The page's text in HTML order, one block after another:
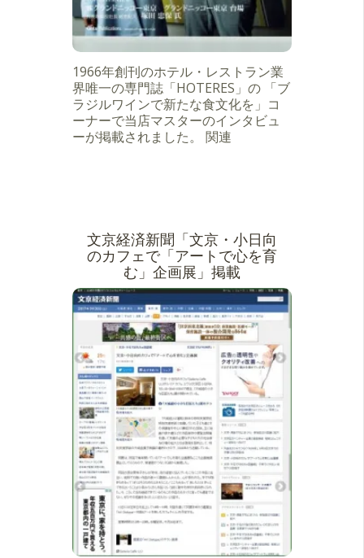
1966年創刊のホテル・レストラン業
界唯一の専門誌「HOTERES」の 「ブ
ラジルワインで新たな食文化を」コ
ーナーで当店マスターのインタビュ
ーが掲載されました。 関連
文京経済新聞「文京・小日向
のカフェで「アートで心を育
む」企画展」掲載